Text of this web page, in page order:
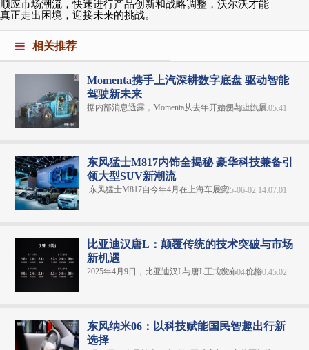
顺应市场潮流，快速进行产品创新和战略调整，沃尔沃才能
真正走出困境，迎接未来的挑战。
相关推荐
Momenta携手上汽深耕数字底盘 驱动智能
驾驶新未来
据内部消息透露，Momenta从去年开始便与上汽展...
2025-06-02 14:05:41
东风猛士M817内饰全揭秘 豪华科技兼备引
领大型SUV新潮流
东风猛士M817自今年4月在上海车展亮...2025-06-02 14:07:01
比亚迪汉唐L：颠覆传统的技术突破与市场
新机遇
2025年4月9日，比亚迪汉L与唐L正式发布，价格...
2025-04-12 00:45:02
东风纳米06：以科技赋能国民智趣出行新
选择